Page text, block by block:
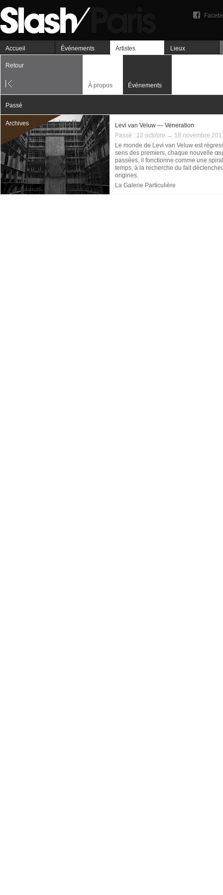
Accueil Événements Artistes Lieux
Retour
À propos Événements
Passé
Archives
Levi van Veluw — Veneration
Passé : 12 octobre → 18 novembre
Le monde de Levi van Veluw est
sens des premiers, chaque nouvelle
passées, il fonctionne comme une
temps, à la recherche du fait
origines.
La Galerie Particulière